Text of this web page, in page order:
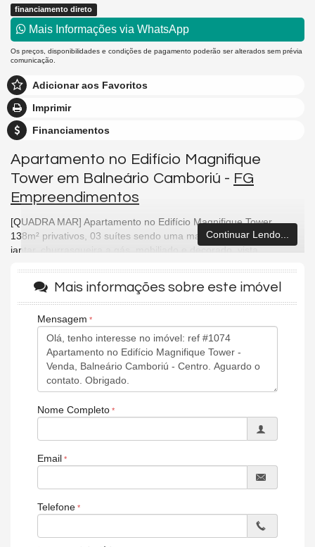
financiamento direto
Mais Informações via WhatsApp
Os preços, disponibilidades e condições de pagamento poderão ser alterados sem prévia
comunicação.
Adicionar aos Favoritos
Imprimir
Financiamentos
Apartamento no Edifício Magnifique
Tower em Balneário Camboriú - FG
Empreendimentos
[QUADRA MAR] Apartamento no Edifício Magnifique Tower,
138m² privativos, 03 suítes sendo uma master, sala de estar e
jantar, churrasqueira a gás, mobiliado e decorado, vista
Empreendimento PADRÃO FG possui área de lazer completa
com academia, playground, salão de festas, piscina, sala de
jogos, cinema, sauna úmida, espaço de massagem.
Características do Imóvel
Aquecimento de Água
Ar Condicionado
Carpete
Infra para Ar Split
Andar Alto
Vista Livre
Fechadura Eletrônica
Vista Panorâmica
Área de Serviço
Continuar Lendo...
Mais informações sobre este imóvel
Mensagem
Nome Completo
Email
Telefone